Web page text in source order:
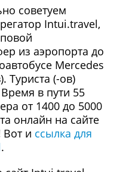
советуем
Intui.travel,
из аэропорта до
Mercedes
Туриста (-ов)
в пути 55
от 1400 до 5000
онлайн на сайте
Вот и ссылка для
.